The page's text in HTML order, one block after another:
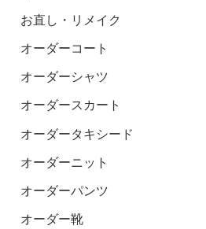
お直し・リメイク
オーダーコート
オーダーシャツ
オーダースカート
オーダータキシード
オーダーニット
オーダーパンツ
オーダー靴